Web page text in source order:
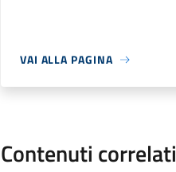
VAI ALLA PAGINA
Contenuti correlati